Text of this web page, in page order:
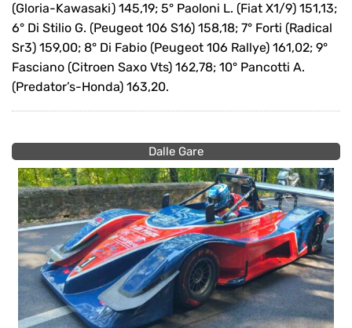
(Gloria-Kawasaki) 145,19; 5° Paoloni L. (Fiat X1/9) 151,13;
6° Di Stilio G. (Peugeot 106 S16) 158,18; 7° Forti (Radical
Sr3) 159,00; 8° Di Fabio (Peugeot 106 Rallye) 161,02; 9°
Fasciano (Citroen Saxo Vts) 162,78; 10° Pancotti A.
(Predator’s-Honda) 163,20.
Dalle Gare